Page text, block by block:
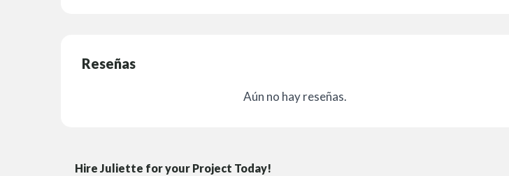
Reseñas
Aún no hay reseñas.
Hire Juliette for your Project Today!